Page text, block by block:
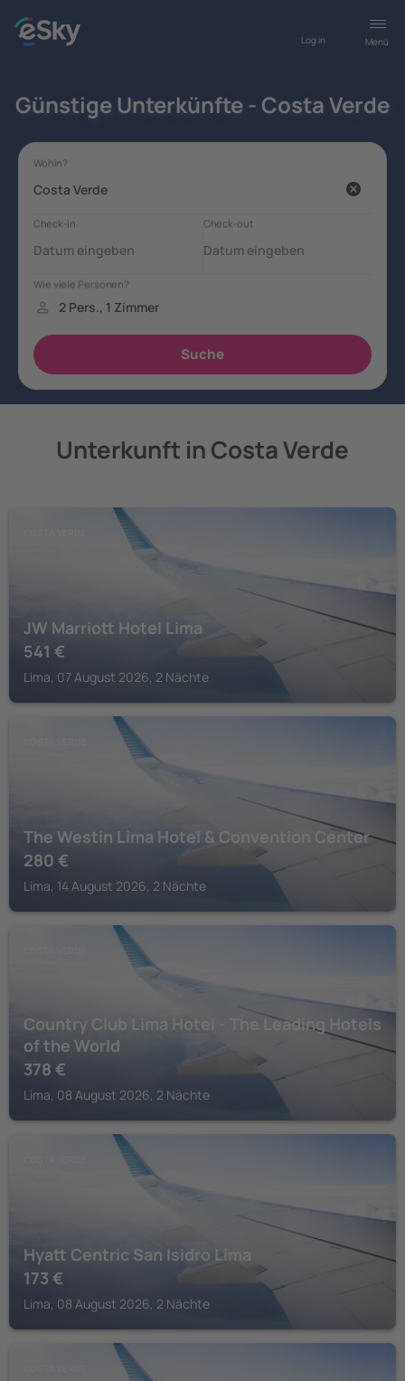
Menü
Log in
Günstige Unterkünfte - Costa Verde
Unterkunft in Costa Verde
JW Marriott Hotel Lima
541 €
Lima, 07 August 2026, 2 Nächte
The Westin Lima Hotel & Convention Center
280 €
Lima, 14 August 2026, 2 Nächte
Country Club Lima Hotel - The Leading Hotels
of the World
378 €
Lima, 08 August 2026, 2 Nächte
Hyatt Centric San Isidro Lima
173 €
Lima, 08 August 2026, 2 Nächte